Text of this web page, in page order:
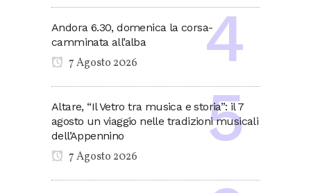
Andora 6.30, domenica la corsa-
camminata all’alba
7 Agosto 2026
Altare, “Il Vetro tra musica e storia”: il 7
agosto un viaggio nelle tradizioni musicali
dell’Appennino
7 Agosto 2026